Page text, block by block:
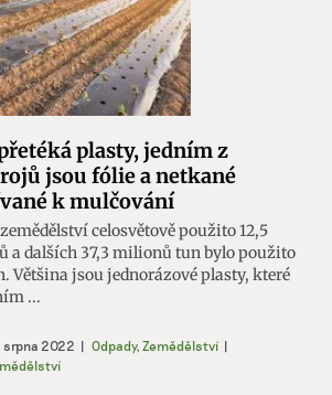
plasty, jedním z
jsou fólie a netkané
k mulčování
celosvětově použito 12,5
a dalších 37,3 milionů tun bylo použito
Většina jsou jednorázové plasty, které
...
srpna 2022 | Odpady, Zemědělství |